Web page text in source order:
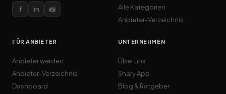
f in 📸
Alle Kategorien
Anbieter-Verzeichnis
FÜR ANBIETER
Anbieter werden
Anbieter-Verzeichnis
Dashboard
UNTERNEHMEN
Über uns
Shary App
Blog & Ratgeber